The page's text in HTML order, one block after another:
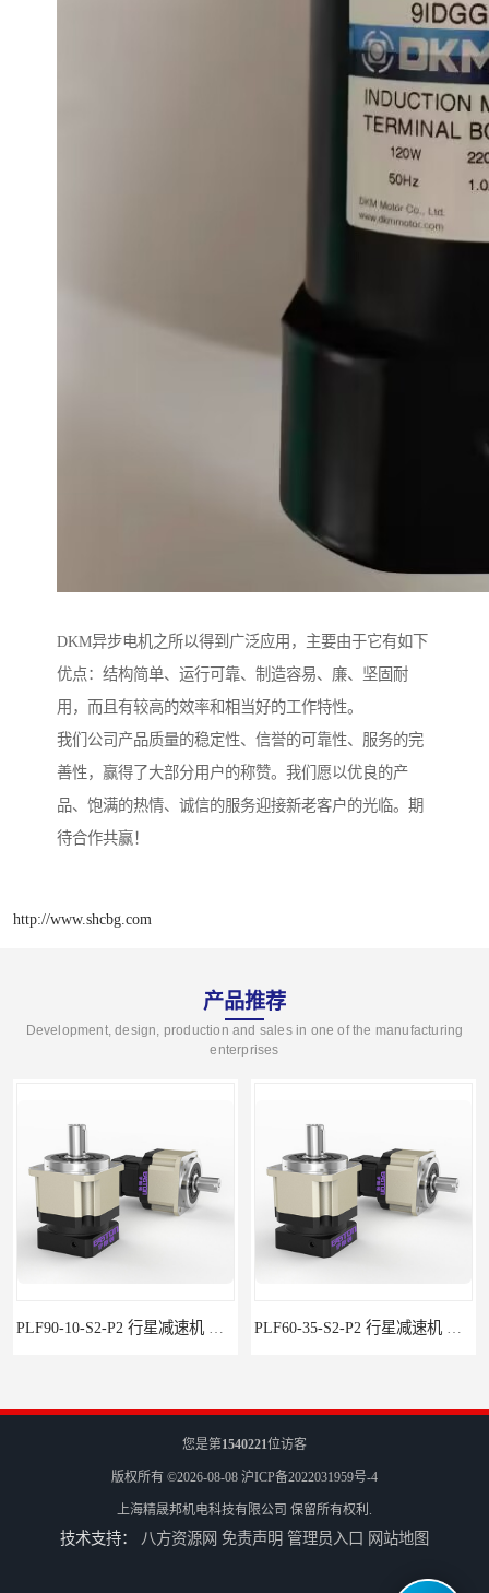
DKM异步电机之所以得到广泛应用，主要由于它有如下
优点：结构简单、运行可靠、制造容易、廉、坚固耐
用，而且有较高的效率和相当好的工作特性。
我们公司产品质量的稳定性、信誉的可靠性、服务的完
善性，赢得了大部分用户的称赞。我们愿以优良的产
品、饱满的热情、诚信的服务迎接新老客户的光临。期
待合作共赢！
http://www.shcbg.com
产品推荐
Development, design, production and sales in one of the manufacturing
enterprises
您是第1540221位访客
版权所有 ©2026-08-08 沪ICP备2022031959号-4
上海精晟邦机电科技有限公司 保留所有权利.
技术支持： 八方资源网 免责声明 管理员入口 网站地图